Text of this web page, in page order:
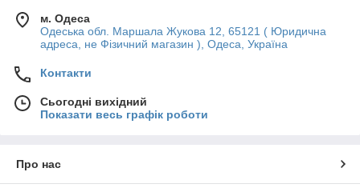
м. Одеса
Одеська обл. Маршала Жукова 12, 65121 ( Юридична
адреса, не Фізичний магазин ), Одеса, Україна
Контакти
Сьогодні вихідний
Показати весь графік роботи
Про нас